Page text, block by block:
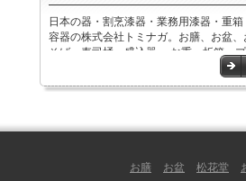
日本の器・割烹漆器・業務用漆器・重箱
容器の株式会社トミナガ。お膳、お盆、
そば・寿司桶、盛込器,、お重、折箱、
お膳 お盆 松花堂